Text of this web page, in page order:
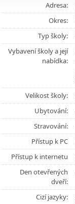
Adresa:
Okres:
Typ školy:
Vybavení školy a její
nabídka:
Velikost školy:
Ubytování:
Stravování:
Přístup k PC
Přístup k internetu
Den otevřených
dveří:
Cizí jazyky: